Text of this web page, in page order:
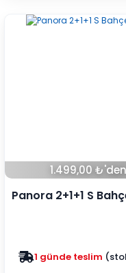
1.499,00
Panora 2+1+1 S
Zam yok 2025